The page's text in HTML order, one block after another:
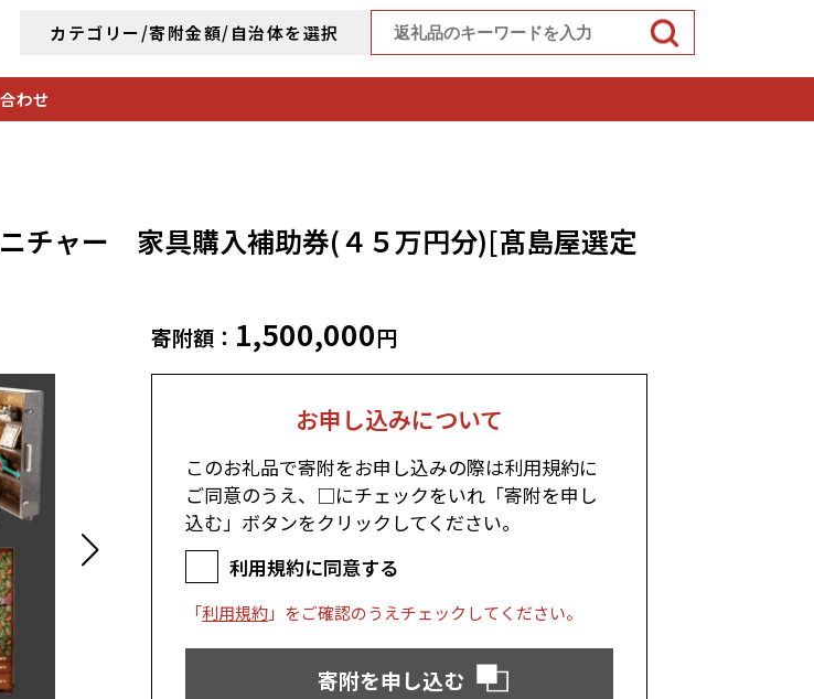
カテゴリー/寄附金額/自治体を選択
わせ
ャー 家具購入補助券(４５万円分)[髙島屋選定
寄附額： 1,500,000円
お申し込みについて
このお礼品で寄附をお申し込みの際は利用規約に
ご同意のうえ、□にチェックをいれ「寄附を申し
込む」ボタンをクリックしてください。
利用規約に同意する
「利用規約」をご確認のうえチェックしてください。
寄附を申し込む